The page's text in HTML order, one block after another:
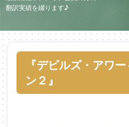
翻訳実績を綴ります♪
『デビルズ・アワ
ン２』